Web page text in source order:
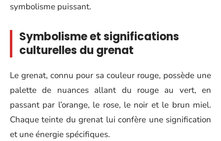
symbolisme puissant.
Symbolisme et significations
culturelles du grenat
Le grenat, connu pour sa couleur rouge, possède une
palette de nuances allant du rouge au vert, en
passant par l’orange, le rose, le noir et le brun miel.
Chaque teinte du grenat lui confère une signification
et une énergie spécifiques.